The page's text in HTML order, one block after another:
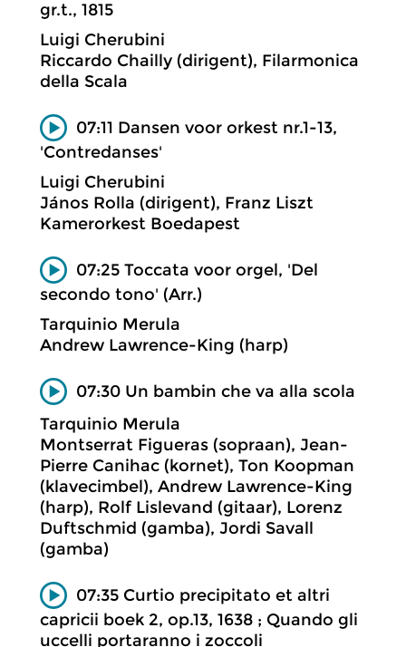
gr.t., 1815
Luigi Cherubini
Riccardo Chailly (dirigent), Filarmonica
della Scala
07:11 Dansen voor orkest nr.1-13,
'Contredanses'
Luigi Cherubini
János Rolla (dirigent), Franz Liszt
Kamerorkest Boedapest
07:25 Toccata voor orgel, 'Del
secondo tono' (Arr.)
Tarquinio Merula
Andrew Lawrence-King (harp)
07:30 Un bambin che va alla scola
Tarquinio Merula
Montserrat Figueras (sopraan), Jean-
Pierre Canihac (kornet), Ton Koopman
(klavecimbel), Andrew Lawrence-King
(harp), Rolf Lislevand (gitaar), Lorenz
Duftschmid (gamba), Jordi Savall
(gamba)
07:35 Curtio precipitato et altri
capricii boek 2, op.13, 1638 ; Quando gli
uccelli portaranno i zoccoli